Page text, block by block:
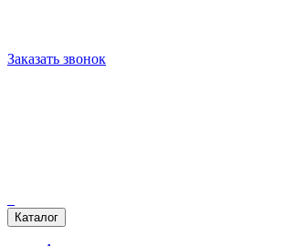
Заказать звонок
Каталог